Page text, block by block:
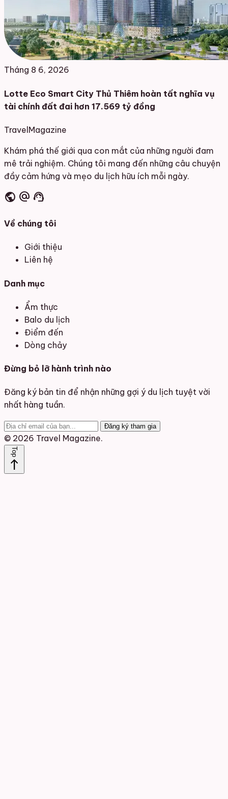
Tháng 8 6, 2026
Lotte Eco Smart City Thủ Thiêm hoàn tất nghĩa vụ
tài chính đất đai hơn 17.569 tỷ đồng
TravelMagazine
Khám phá thế giới qua con mắt của những người đam
mê trải nghiệm. Chúng tôi mang đến những câu chuyện
đầy cảm hứng và mẹo du lịch hữu ích mỗi ngày.
public alternate_email support_agent
Về chúng tôi
Giới thiệu
Liên hệ
Danh mục
Ẩm thực
Balo du lịch
Điểm đến
Dòng chảy
Đừng bỏ lỡ hành trình nào
Đăng ký bản tin để nhận những gợi ý du lịch tuyệt vời
nhất hàng tuần.
Đăng ký tham gia
© 2026 Travel Magazine.
Top
north